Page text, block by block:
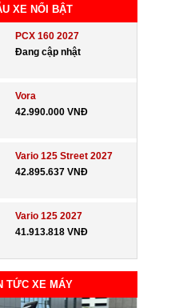
XE NỔI BẬT
PCX 160 2027
Đang cập nhật
Vora
42.990.000 VNĐ
Vario 125 Street 2027
42.895.637 VNĐ
Vario 125 2027
41.913.818 VNĐ
TỨC XE MÁY